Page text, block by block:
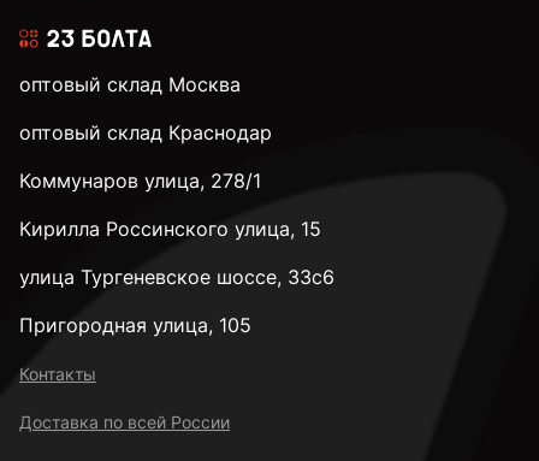
оптовый склад Москва
оптовый склад Краснодар
Коммунаров улица, 278/1
Кирилла Россинского улица, 15
улица Тургеневское шоссе, 33с6
Пригородная улица, 105
Контакты
Доставка по всей России